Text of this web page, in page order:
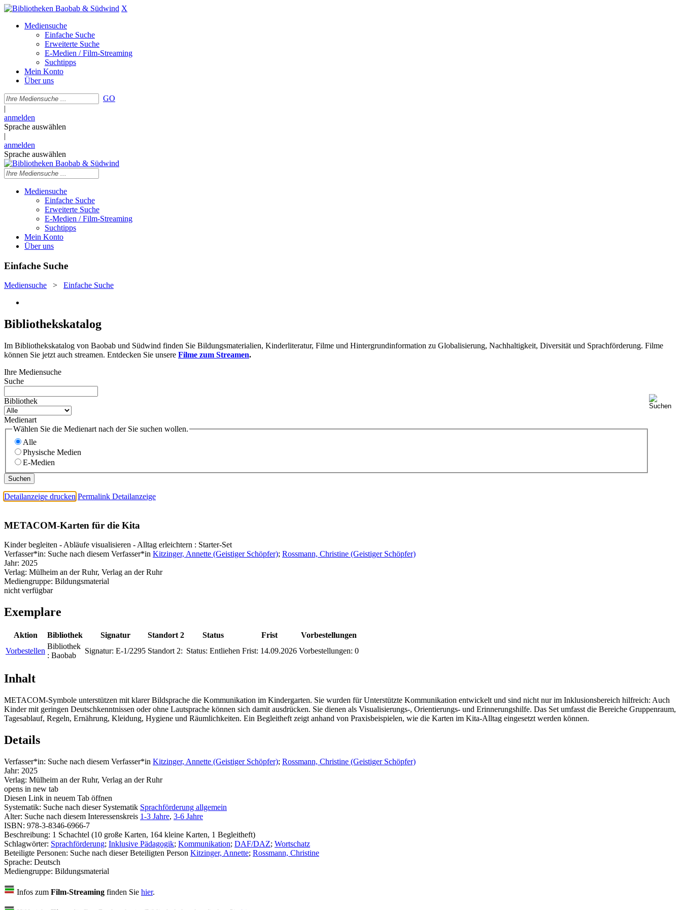
X
Mediensuche
Einfache Suche
Erweiterte Suche
E-Medien / Film-Streaming
Suchtipps
Mein Konto
Über uns
GO
|
anmelden
Sprache auswählen
|
anmelden
Sprache auswählen
Mediensuche
Einfache Suche
Erweiterte Suche
E-Medien / Film-Streaming
Suchtipps
Mein Konto
Über uns
Einfache Suche
Mediensuche > Einfache Suche
Bibliothekskatalog
Im Bibliothekskatalog von Baobab und Südwind finden Sie Bildungsmaterialien, Kinderliteratur, Filme und Hintergrundinformation zu Globalisierung, Nachhaltigkeit, Diversität und Sprachförderung. Filme
können Sie jetzt auch streamen. Entdecken Sie unsere Filme zum Streamen.
Ihre Mediensuche
Suche
Bibliothek
Medienart
Wählen Sie die Medienart nach der Sie suchen wollen.
Alle
Physische Medien
E-Medien
Detailanzeige drucken Permalink Detailanzeige
METACOM-Karten für die Kita
Kinder begleiten - Abläufe visualisieren - Alltag erleichtern : Starter-Set
Verfasser*in: Suche nach diesem Verfasser*in Kitzinger, Annette (Geistiger Schöpfer); Rossmann, Christine (Geistiger Schöpfer)
Jahr: 2025
Verlag: Mülheim an der Ruhr, Verlag an der Ruhr
Mediengruppe: Bildungsmaterial
nicht verfügbar
Exemplare
Aktion Bibliothek Signatur Standort 2 Status Frist
Vorbestellungen
Vorbestellen
Bibliothek
: Baobab
Signatur: E-1/2295 Standort 2: Status: Entliehen Frist: 14.09.2026 Vorbestellungen: 0
Inhalt
METACOM-Symbole unterstützen mit klarer Bildsprache die Kommunikation im Kindergarten. Sie wurden für Unterstützte Kommunikation entwickelt und sind nicht nur im Inklusionsbereich hilfreich: Auch
Kinder mit geringen Deutschkenntnissen oder ohne Lautsprache können sich damit ausdrücken. Sie dienen als Visualisierungs-, Orientierungs- und Erinnerungshilfe. Das Set umfasst die Bereiche Gruppenraum,
Tagesablauf, Regeln, Ernährung, Kleidung, Hygiene und Räumlichkeiten. Ein Begleitheft zeigt anhand von Praxisbeispielen, wie die Karten im Kita-Alltag eingesetzt werden können.
Details
Verfasser*in: Suche nach diesem Verfasser*in Kitzinger, Annette (Geistiger Schöpfer); Rossmann, Christine (Geistiger Schöpfer)
Jahr: 2025
Verlag: Mülheim an der Ruhr, Verlag an der Ruhr
opens in new tab
Diesen Link in neuem Tab öffnen
Systematik: Suche nach dieser Systematik Sprachförderung allgemein
Alter: Suche nach diesem Interessenskreis 1-3 Jahre, 3-6 Jahre
ISBN: 978-3-8346-6966-7
Beschreibung: 1 Schachtel (10 große Karten, 164 kleine Karten, 1 Begleitheft)
Schlagwörter: Sprachförderung; Inklusive Pädagogik; Kommunikation; DAF/DAZ; Wortschatz
Beteiligte Personen: Suche nach dieser Beteiligten Person Kitzinger, Annette; Rossmann, Christine
Sprache: Deutsch
Mediengruppe: Bildungsmaterial
Infos zum Film-Streaming finden Sie hier.